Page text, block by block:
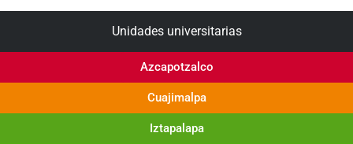
Unidades universitarias
Azcapotzalco
Cuajimalpa
Iztapalapa